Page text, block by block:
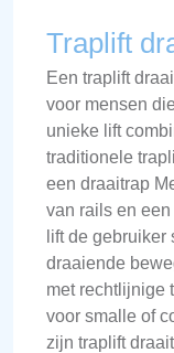
Traplift
Een traplift
voor mensen
unieke lift
traditionele
een draaitrap
van rails en
lift de
draaiende
met rechtlijnige
voor smalle of
zijn traplift